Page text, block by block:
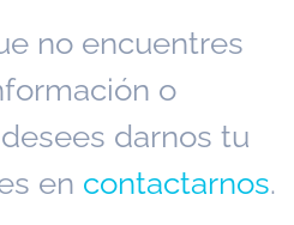
no encuentres
o
darnos tu
en contactarnos.